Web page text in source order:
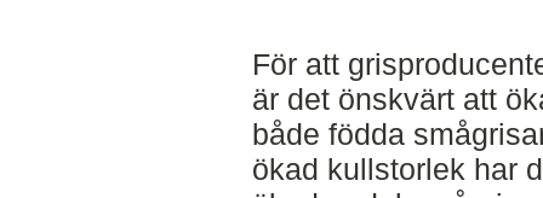
För att
är det önskvärt att
både födda
ökad kullstorlek har